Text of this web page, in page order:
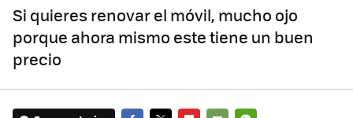
Si quieres renovar el móvil, mucho ojo
porque ahora mismo este tiene un buen
precio